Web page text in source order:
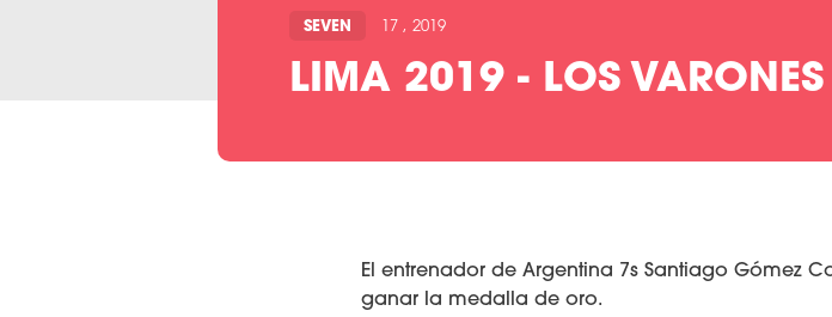
SEVEN 17 , 2019
LIMA 2019 - LOS
El entrenador de Argentina 7s Santiago Gómez
ganar la medalla de oro.